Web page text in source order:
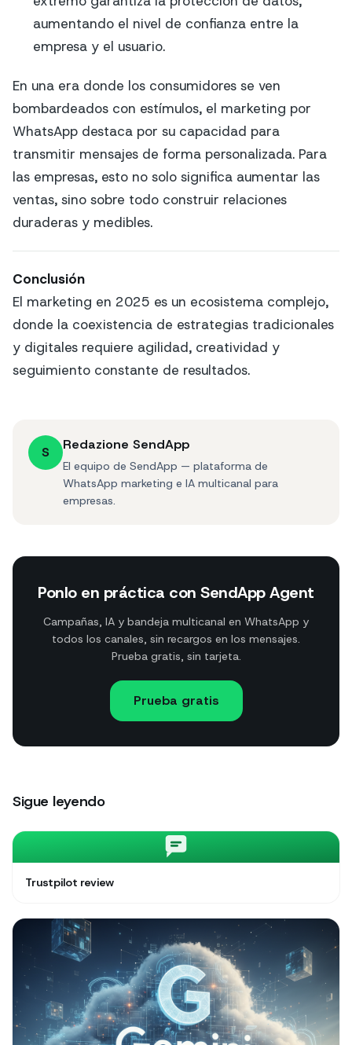
aumentando el nivel de confianza entre la
empresa y el usuario.
En una era donde los consumidores se ven
bombardeados con estímulos, el marketing por
WhatsApp destaca por su capacidad para
transmitir mensajes de forma personalizada. Para
las empresas, esto no solo significa aumentar las
ventas, sino sobre todo construir relaciones
duraderas y medibles.
Conclusión
El marketing en 2025 es un ecosistema complejo,
donde la coexistencia de estrategias tradicionales
y digitales requiere agilidad, creatividad y
seguimiento constante de resultados.
S Redazione SendApp
El equipo de SendApp — plataforma de
WhatsApp marketing e IA multicanal para
empresas.
Ponlo en práctica con SendApp Agent
Campañas, IA y bandeja multicanal en WhatsApp y
todos los canales, sin recargos en los mensajes.
Prueba gratis, sin tarjeta.
Prueba gratis
Sigue leyendo
Trustpilot review